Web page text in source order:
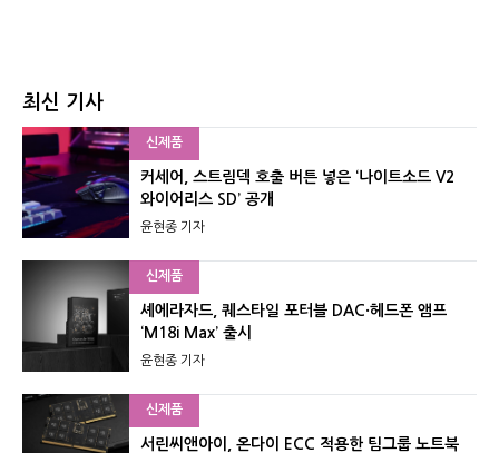
최신 기사
신제품
커세어, 스트림덱 호출 버튼 넣은 ‘나이트소드 V2
와이어리스 SD’ 공개
윤현종 기자
신제품
셰에라자드, 퀘스타일 포터블 DAC·헤드폰 앰프
‘M18i Max’ 출시
윤현종 기자
신제품
서린씨앤아이, 온다이 ECC 적용한 팀그룹 노트북